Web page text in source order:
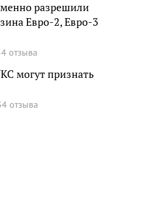
разрешили
Евро-2, Евро-3
отзыва
могут признать
отзыва